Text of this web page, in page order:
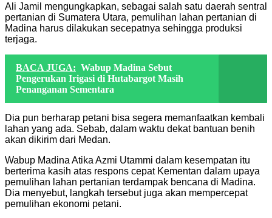
Ali Jamil mengungkapkan, sebagai salah satu daerah sentral
pertanian di Sumatera Utara, pemulihan lahan pertanian di
Madina harus dilakukan secepatnya sehingga produksi
terjaga.
BACA JUGA: Wabup Madina Sebut
Pengerukan Irigasi di Hutabargot Masih
Penanganan Sementara
Dia pun berharap petani bisa segera memanfaatkan kembali
lahan yang ada. Sebab, dalam waktu dekat bantuan benih
akan dikirim dari Medan.
Wabup Madina Atika Azmi Utammi dalam kesempatan itu
berterima kasih atas respons cepat Kementan dalam upaya
pemulihan lahan pertanian terdampak bencana di Madina.
Dia menyebut, langkah tersebut juga akan mempercepat
pemulihan ekonomi petani.